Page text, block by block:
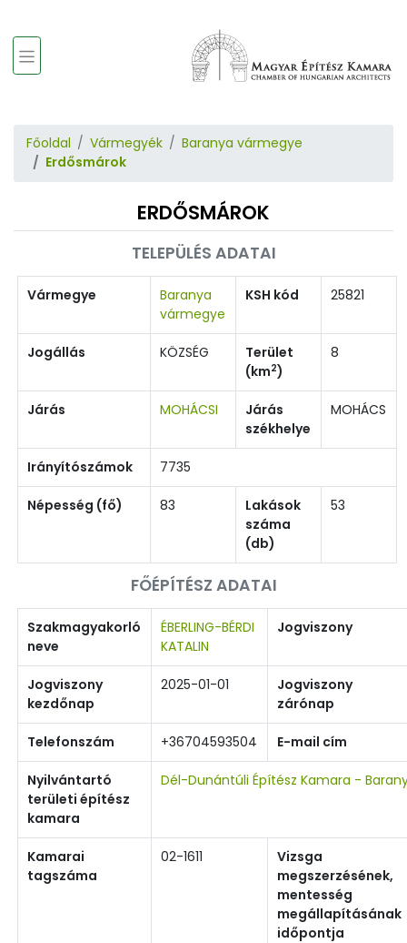
Főoldal Vármegyék
Baranya vármegye
Erdősmárok
ERDŐSMÁROK
TELEPÜLÉS ADATAI
Vármegye
Baranya
vármegye
KSH kód 25821
Jogállás KÖZSÉG
Terület
(km2)
8
Járás MOHÁCSI
Járás
székhelye
MOHÁCS
Irányítószámok 7735
Népesség (fő) 83
Lakások
száma
(db)
53
FŐÉPÍTÉSZ ADATAI
Szakmagyakorló
neve
ÉBERLING-BÉRDI
KATALIN
Jogviszony
Jogviszony
kezdőnap
2025-01-01
Jogviszony
zárónap
Telefonszám +36704593504 E-mail cím
Nyilvántartó
területi építész
kamara
Dél-Dunántúli Építész Kamara -
Kamarai
tagszáma
02-1611
Vizsga
megszerzésének,
mentesség
megállapításának
időpontja